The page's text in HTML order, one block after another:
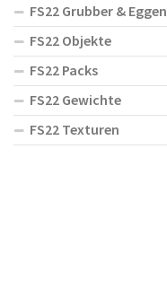
FS22 Grubber & Eggen
FS22 Objekte
FS22 Packs
FS22 Gewichte
FS22 Texturen